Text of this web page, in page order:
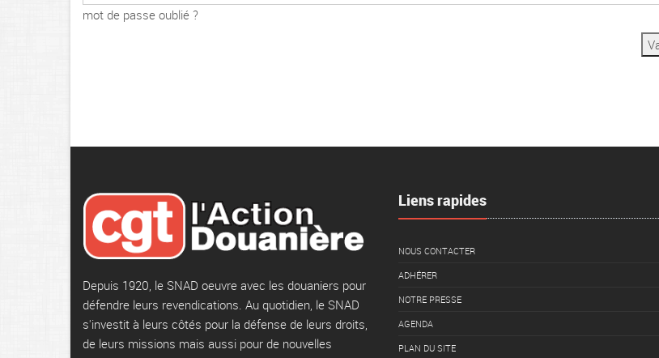
mot de passe oublié ?
Depuis 1920, le SNAD oeuvre avec les douaniers pour
défendre leurs revendications. Au quotidien, le SNAD
s'investit à leurs côtés pour la défense de leurs droits,
de leurs missions mais aussi pour de nouvelles
Liens rapides
NOUS CONTACTER
ADHÉRER
NOTRE PRESSE
AGENDA
PLAN DU SITE